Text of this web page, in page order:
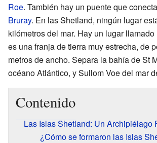
Roe. También hay un puente que conecta
Bruray. En las Shetland, ningún lugar
kilómetros del mar. Hay un lugar
es una franja de tierra muy estrecha, de
metros de ancho. Separa la bahía de St
océano Atlántico, y Sullom Voe del mar
Contenido
Las Islas Shetland: Un Archipiélago
¿Cómo se formaron las Islas